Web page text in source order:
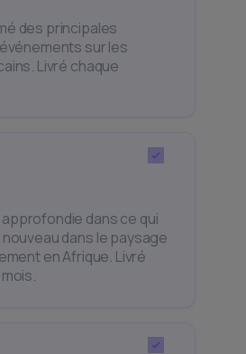
des principales
sur les
Livré chaque
dans ce qui
dans le paysage
en Afrique. Livré